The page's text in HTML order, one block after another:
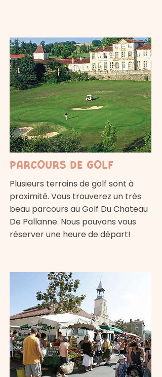
Parcours de golf
Plusieurs terrains de golf sont à
proximité. Vous trouverez un très
beau parcours au Golf Du Chateau
De Pallanne. Nous pouvons vous
réserver une heure de départ!